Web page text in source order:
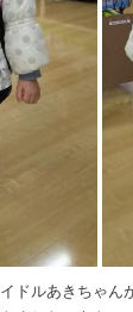
ドルあきちゃ